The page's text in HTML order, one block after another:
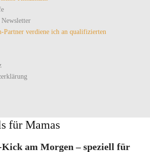
Partner verdiene ich an qualifizierten
für Mamas
am Morgen – speziell für